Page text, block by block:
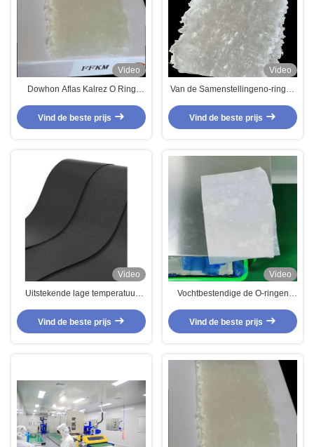
Video
Dowhon Aflas Kalrez O Ring
Voor O Rings Ffkm O Rings
Hoogtemperatuur Thermische
Vind de beste prijs
Video
Van de Samenstellingeno-ringen
FFKM de Chemische Weerstand
Dowhon Aflas 300s
Vind de beste prijs
Video
Uitstekende lage temperatuur
chemische oliebestandheid
Vind de beste prijs
Video
Vochtbestendige de O-ringen
Aflasfluoroelastomer
Vind de beste prijs